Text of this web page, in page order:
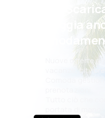
Psst!
e viaggia
Nuove offerte
vacanze, city
Comoda
Tutto ciò che